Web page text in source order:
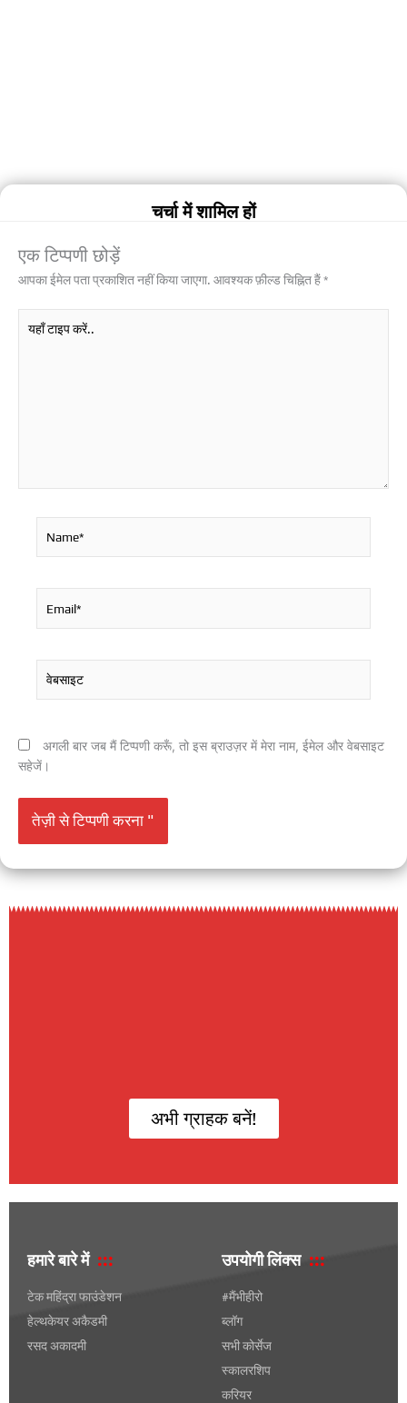
चर्चा में शामिल हों
एक टिप्पणी छोड़ें
आपका ईमेल पता प्रकाशित नहीं किया जाएगा. आवश्यक फ़ील्ड चिह्नित हैं*
टाइप
अगली बार जब मैं टिप्पणी करूँ, तो इस ब्राउज़र में मेरा नाम, ईमेल और वेबसाइट
सहेजें।
अभी ग्राहक बनें!
हमारे बारे में
टेक महिंद्रा फाउंडेशन
हेल्थकेयर अकैडमी
रसद अकादमी
उपयोगी लिंक्स
#मैंभीहीरो
ब्लॉग
सभी कोर्सेज
स्कालरशिप
करियर